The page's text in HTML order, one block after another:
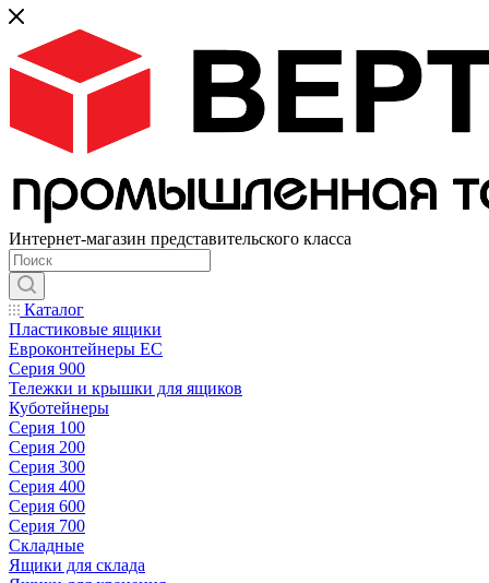
Интернет-магазин представительского класса
Каталог
Пластиковые ящики
Евроконтейнеры ЕС
Серия 900
Тележки и крышки для ящиков
Куботейнеры
Серия 100
Серия 200
Серия 300
Серия 400
Серия 600
Серия 700
Складные
Ящики для склада